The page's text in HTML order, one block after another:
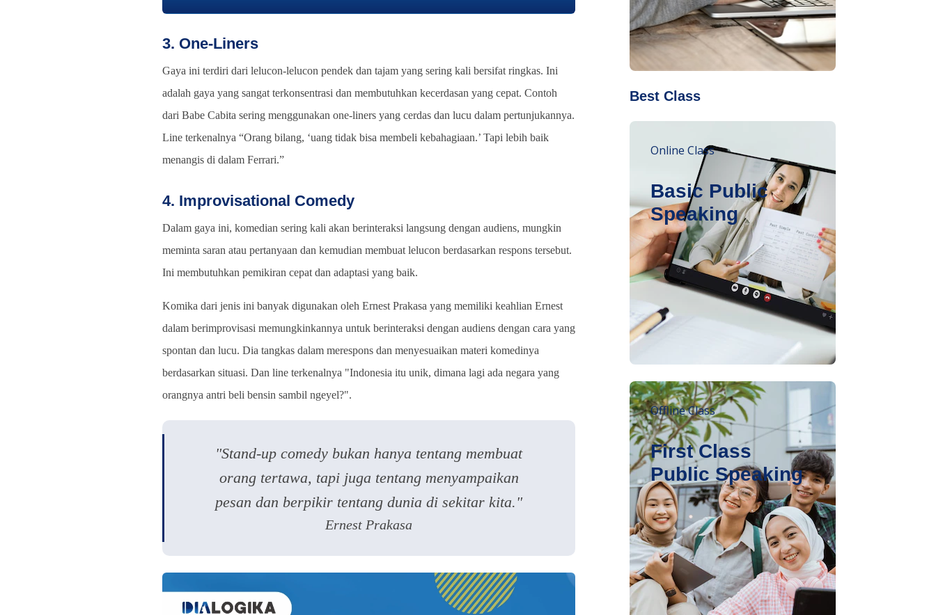
3. One-Liners
Gaya ini terdiri dari lelucon-lelucon pendek dan tajam yang sering kali bersifat ringkas. Ini
adalah gaya yang sangat terkonsentrasi dan membutuhkan kecerdasan yang cepat. Contoh
dari Babe Cabita sering menggunakan one-liners yang cerdas dan lucu dalam pertunjukannya.
Line terkenalnya “Orang bilang, ‘uang tidak bisa membeli kebahagiaan.’ Tapi lebih baik
menangis di dalam Ferrari.”
4. Improvisational Comedy
Dalam gaya ini, komedian sering kali akan berinteraksi langsung dengan audiens, mungkin
meminta saran atau pertanyaan dan kemudian membuat lelucon berdasarkan respons tersebut.
Ini membutuhkan pemikiran cepat dan adaptasi yang baik.
Komika dari jenis ini banyak digunakan oleh Ernest Prakasa yang memiliki keahlian Ernest
dalam berimprovisasi memungkinkannya untuk berinteraksi dengan audiens dengan cara yang
spontan dan lucu. Dia tangkas dalam merespons dan menyesuaikan materi komedinya
berdasarkan situasi. Dan line terkenalnya "Indonesia itu unik, dimana lagi ada negara yang
orangnya antri beli bensin sambil ngeyel?".
"Stand-up comedy bukan hanya tentang membuat
orang tertawa, tapi juga tentang menyampaikan
pesan dan berpikir tentang dunia di sekitar kita."
Ernest Prakasa
Best Class
Online Class
Basic Public
Speaking
Offline Class
First Class
Public Speaking